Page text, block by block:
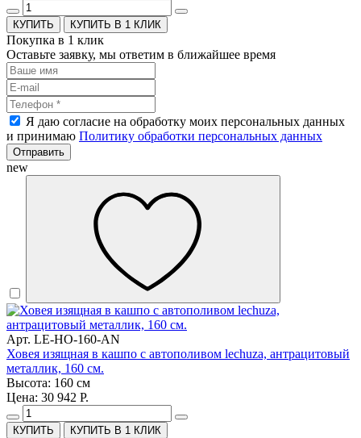
КУПИТЬ В 1 КЛИК
Покупка в 1 клик
Оставьте заявку, мы ответим в ближайшее время
Я даю согласие на обработку моих персональных данных
и принимаю Политику обработки персональных данных
Отправить
new
Арт. LE-HO-160-AN
Ховея изящная в кашпо с автополивом lechuza, антрацитовый
металлик, 160 см.
Высота: 160 см
Цена: 30 942 Р.
КУПИТЬ В 1 КЛИК